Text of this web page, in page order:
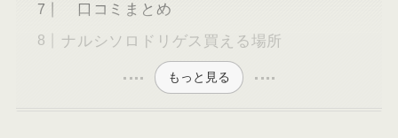
口コミまとめ
ナルシソロドリゲス買える場所
もっと見る